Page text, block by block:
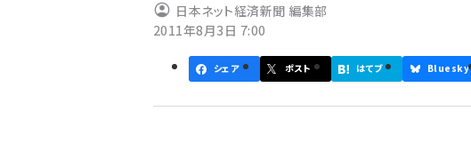
日本ネット経済新聞 編集部
2011年8月3日 7:00
シェア ポスト はてブ Bluesky